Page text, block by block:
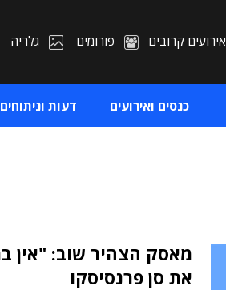
אירועים קרובים פורומים גלריה
כנסים ואירועים דעות וניתוחים
את סן פרנסיסקו